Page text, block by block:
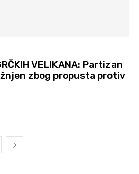
VELIKANA: Partizan
zbog propusta protiv